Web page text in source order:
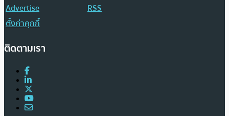
Advertise
RSS
ตั้งค่าคุกกี้
ติดตามเรา